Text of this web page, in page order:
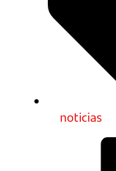
noticias